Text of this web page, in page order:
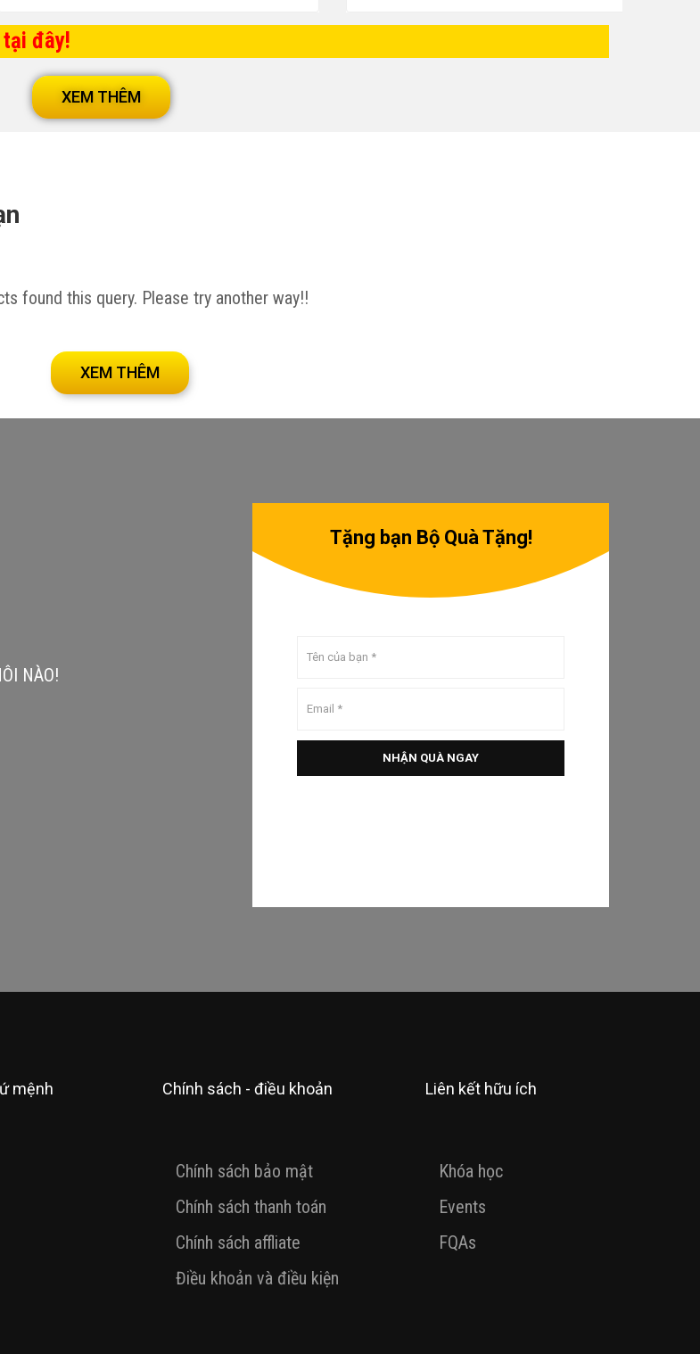
tại đây!
XEM THÊM
found this query. Please try another way!!
XEM THÊM
NÀO!
Tặng bạn Bộ Quà Tặng!
mệnh Chính sách - điều khoản
Chính sách bảo mật
Chính sách thanh toán
Chính sách affliate
Điều khoản và điều kiện
Liên kết hữu ích
Khóa học
Events
FQAs